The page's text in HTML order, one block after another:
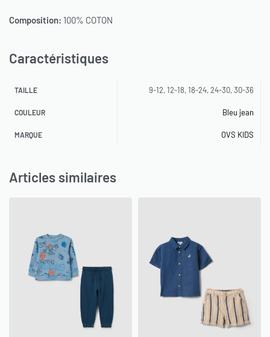
Composition: 100% COTON
Caractéristiques
TAILLE 9-12, 12-18, 18-24, 24-30, 30-36
COULEUR Bleu jean
MARQUE OVS KIDS
Articles similaires